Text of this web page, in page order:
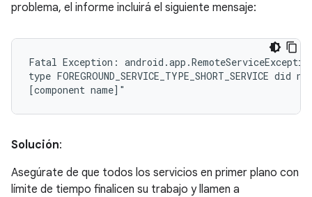
problema, el informe incluirá el siguiente mensaje:
Fatal Exception:
type
Solución:
Asegúrate de que todos los servicios en primer plano con
límite de tiempo finalicen su trabajo y llamen a